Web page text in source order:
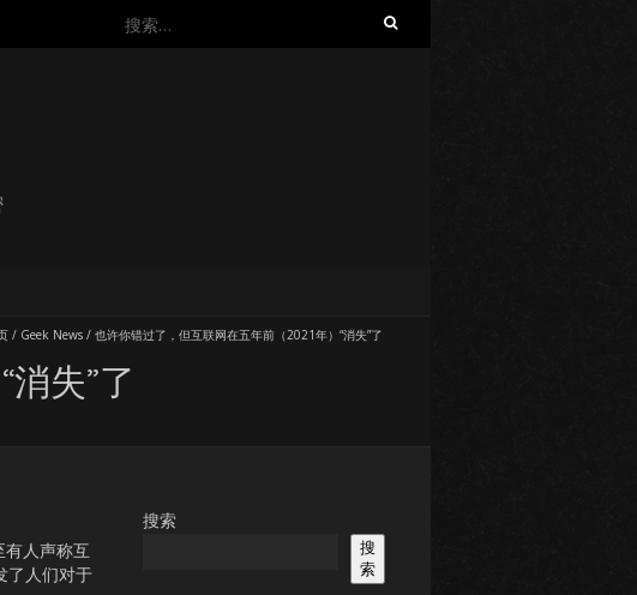
搜
/ Geek News / 也许你错过了，但互联网在五年前（2021年）“消失”了
失”了
人声称互
了人们对于
搜索
搜
索